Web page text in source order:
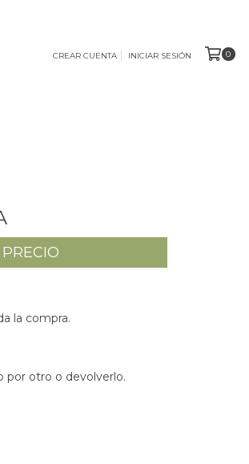
CREAR CUENTA INICIAR SESIÓN 0
la compra.
por otro o devolverlo.